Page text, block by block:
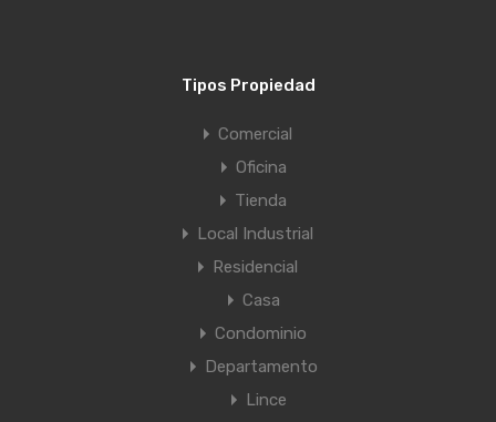
Tipos Propiedad
Comercial
Oficina
Tienda
Local Industrial
Residencial
Casa
Condominio
Departamento
Lince